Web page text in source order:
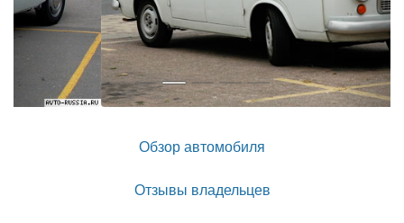
Обзор автомобиля
Отзывы владельцев